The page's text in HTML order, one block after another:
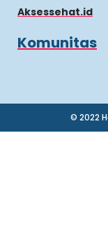
Aksessehat.id
Komunitas
© 2022